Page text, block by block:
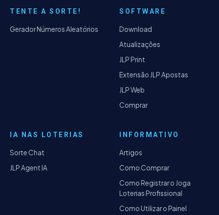
TENTE A SORTE!
Gerador Números Aleatórios
SOFTWARE
Download
Atualizações
JLP Print
Extensão JLP Apostas
JLP Web
Comprar
IA NAS LOTERIAS
Sorte Chat
JLP Agent IA
INFORMATIVO
Artigos
Como Comprar
Como Registrar o Joga
Loterias Profissional
Como Utilizar o Painel